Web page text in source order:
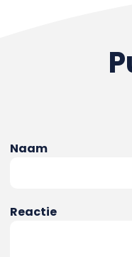
Naam
Reactie